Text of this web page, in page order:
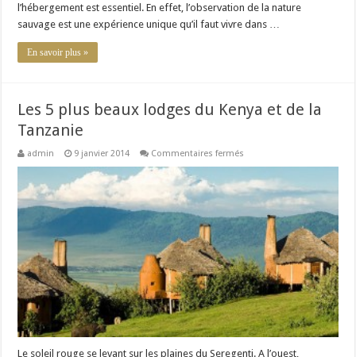
l’hébergement est essentiel. En effet, l’observation de la nature
sauvage est une expérience unique qu’il faut vivre dans …
En savoir plus »
Les 5 plus beaux lodges du Kenya et de la
Tanzanie
admin 9 janvier 2014 Commentaires fermés
plus
beaux
lodges
du
Kenya
de
la
Tanzanie
Le soleil rouge se levant sur les plaines du Seregenti. A l’ouest,